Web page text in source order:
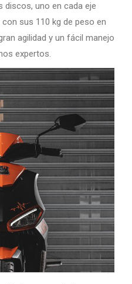
discos, uno en cada eje
sus 110 kg de peso en
agilidad y un fácil manejo
expertos.